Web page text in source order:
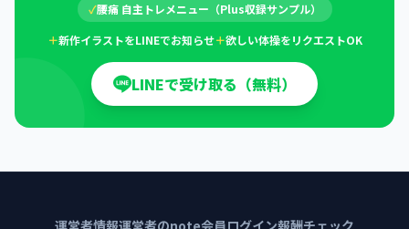
✓腰痛 自主トレメニュー（Plus収録サンプル）
＋新作イラストをLINEでお知らせ＋欲しい体操をリクエストOK
LINEで受け取る（無料）